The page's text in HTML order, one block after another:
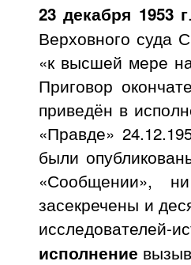
23 декабря 1953 г
Верховного суда
«к высшей мере
Приговор
приведён в
«Правде»
были
«Сообщении»,
засекречены и
исследователей-
исполнение